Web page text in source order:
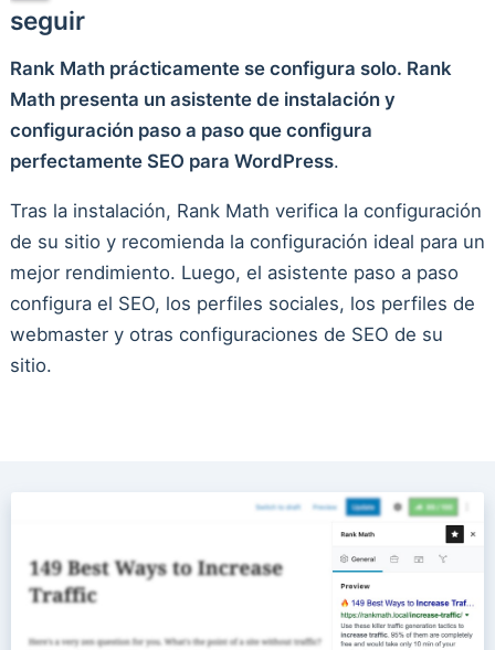
seguir
Rank Math prácticamente se configura solo. Rank
Math presenta un asistente de instalación y
configuración paso a paso que configura
perfectamente SEO para WordPress.
Tras la instalación, Rank Math verifica la configuración
de su sitio y recomienda la configuración ideal para un
mejor rendimiento. Luego, el asistente paso a paso
configura el SEO, los perfiles sociales, los perfiles de
webmaster y otras configuraciones de SEO de su
sitio.